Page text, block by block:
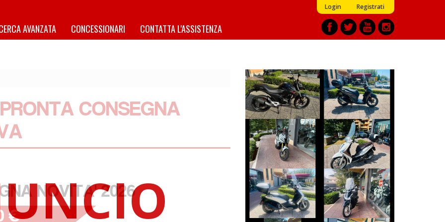
Login Registrati
AVANZATA CONCESSIONARI CONTATTA L'ASSISTENZA
CONSEGNA
NOVITA' 2026
€
KEEWAY RKF
€ 2.190 €
HONDA SH
€ 3.650 €
HONDA X-ADV
€ 8.990 €
PIAGGIO MEDLEY
€ 2.790 €
PIAGGIO
BEVERLY
€ 3.250 €
HONDA SH
€ 3.390 €